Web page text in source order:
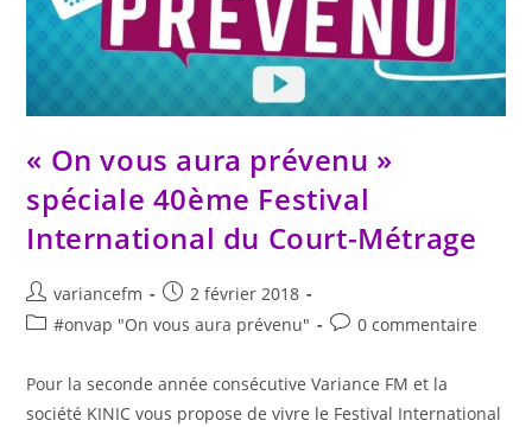
« On vous aura prévenu »
spéciale 40ème Festival
International du Court-Métrage
variancefm
2 février 2018
#onvap "On vous aura prévenu"
0 commentaire
Pour la seconde année consécutive Variance FM et la
société KINIC vous propose de vivre le Festival International